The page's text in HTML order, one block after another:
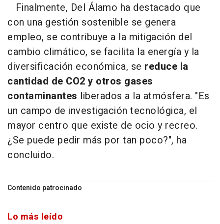
Finalmente, Del Álamo ha destacado que
con una gestión sostenible se genera
empleo, se contribuye a la mitigación del
cambio climático, se facilita la energía y la
diversificación económica, se reduce la
cantidad de CO2 y otros gases
contaminantes liberados a la atmósfera. "Es
un campo de investigación tecnológica, el
mayor centro que existe de ocio y recreo.
¿Se puede pedir más por tan poco?", ha
concluido.
Contenido patrocinado
Lo más leído